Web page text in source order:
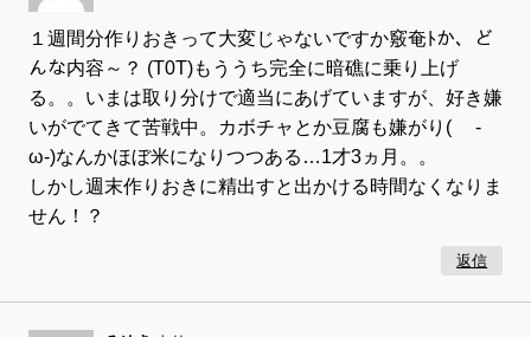
１週間分作りおきって大変じゃないですか竅奄ﾄか、ど
んな内容～？ (T0T)もううち完全に暗礁に乗り上げ
る。。いまは取り分けで適当にあげていますが、好き嫌
いがでてきて苦戦中。カボチャとか豆腐も嫌がり( ´-
ω-)なんかほぼ米になりつつある…1才3ヵ月。。
しかし週末作りおきに精出すと出かける時間なくなりま
せん！？
返信